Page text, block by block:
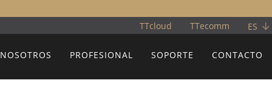
ES
TTecomm
TTcloud
PROFESIONAL SOPORTE CONTACTO